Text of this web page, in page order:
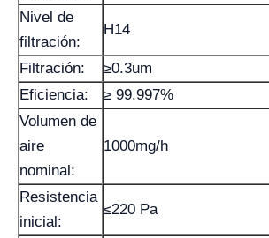
Nivel de
filtración:
H14
Filtración:
≥0.3um
Eficiencia:
≥ 99.997%
Volumen de
aire
nominal:
1000mg/h
Resistencia
inicial:
≤220 Pa